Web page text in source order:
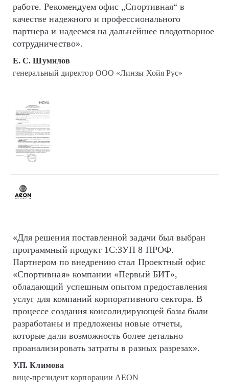
работе. Рекомендуем офис „Спортивная“ в
качестве надежного и профессионального
партнера и надеемся на дальнейшее плодотворное
сотрудничество».
Е. С. Шумилов
генеральный директор ООО «Линзы Хойя Рус»
«Для решения поставленной задачи был выбран
программный продукт 1С:ЗУП 8 ПРОФ.
Партнером по внедрению стал Проектный офис
«Спортивная» компании «Первый БИТ»,
обладающий успешным опытом предоставления
услуг для компаний корпоративного сектора. В
процессе создания консолидирующей базы были
разработаны и предложены новые отчеты,
которые дали возможность более детально
проанализировать затраты в разных разрезах».
У.П. Климова
вице-президент корпорации AEON